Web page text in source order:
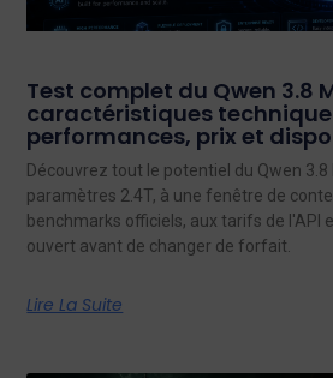
Test complet du Qwen 3.8
caractéristiques
performances, prix et
Découvrez tout le potentiel du Qwen 3.8
paramètres 2.4T, à une fenêtre de
benchmarks officiels, aux tarifs de l'API
ouvert avant de changer de forfait.
Lire La Suite